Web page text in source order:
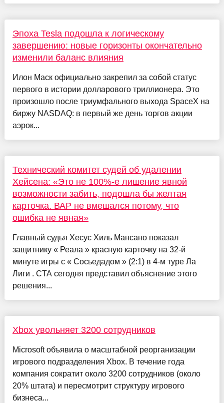
Эпоха Tesla подошла к логическому
завершению: новые горизонты окончательно
изменили баланс влияния
Илон Маск официально закрепил за собой статус
первого в истории долларового триллионера. Это
произошло после триумфального выхода SpaceX на
биржу NASDAQ: в первый же день торгов акции
аэрок...
Технический комитет судей об удалении
Хейсена: «Это не 100%-е лишение явной
возможности забить, подошла бы желтая
карточка. ВАР не вмешался потому, что
ошибка не явная»
Главный судья Хесус Хиль Мансано показал
защитнику « Реала » красную карточку на 32-й
минуте игры с « Сосьедадом » (2:1) в 4-м туре Ла
Лиги . CTA сегодня представил объяснение этого
решения...
Xbox увольняет 3200 сотрудников
Microsoft объявила о масштабной реорганизации
игрового подразделения Xbox. В течение года
компания сократит около 3200 сотрудников (около
20% штата) и пересмотрит структуру игрового
бизнеса...